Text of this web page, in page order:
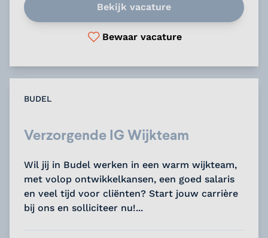
Bekijk vacature
Bewaar vacature
BUDEL
Verzorgende IG Wijkteam
Wil jij in Budel werken in een warm wijkteam,
met volop ontwikkelkansen, een goed salaris
en veel tijd voor cliënten? Start jouw carrière
bij ons en solliciteer nu!...